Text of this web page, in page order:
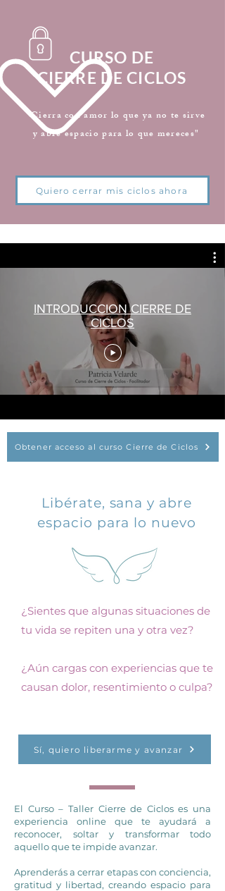
CURSO DE
CIERRE DE CICLOS
"Cierra con amor lo que ya no te sirve
y abre espacio para lo que mereces"
Quiero cerrar mis ciclos ahora
INTRODUCCION CIERRE DE
CICLOS
Obtener acceso al curso Cierre de Ciclos
Libérate, sana y abre
espacio para lo nuevo
Sí, quiero liberarme y avanzar
El Curso – Taller Cierre de Ciclos es una
experiencia online que te ayudará a
reconocer, soltar y transformar todo
aquello que te impide avanzar.
Aprenderás a cerrar etapas con conciencia,
gratitud y libertad, creando espacio para
¿Sientes que algunas situaciones de
tu vida se repiten una y otra vez?
¿Aún cargas con experiencias que te
causan dolor, resentimiento o culpa?